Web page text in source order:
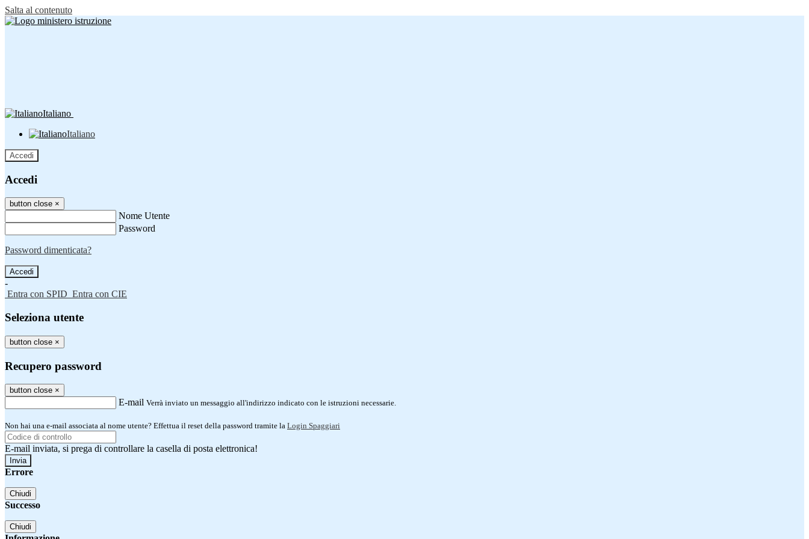
Salta al contenuto
Italiano
Italiano
Accedi
Accedi
button close ×
Nome Utente
Password
Password dimenticata?
-
Entra con SPID Entra con CIE
Seleziona utente
button close ×
Recupero password
button close ×
E-mail Verrà inviato un messaggio all'indirizzo indicato con le istruzioni necessarie.
Non hai una e-mail associata al nome utente? Effettua il reset della password tramite la Login Spaggiari
E-mail inviata, si prega di controllare la casella di posta elettronica!
Errore
Chiudi
Successo
Chiudi